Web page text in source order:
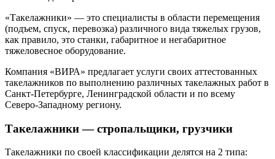
«Такелажники» — это специалисты в области перемещения
(подъем, спуск, перевозка) различного вида тяжелых грузов,
как правило, это станки, габаритное и негабаритное
тяжеловесное оборудование.
Компания «ВИРА» предлагает услуги своих аттестованных
такелажников по выполнению различных такелажных работ в
Санкт-Петербурге, Ленинградской области и по всему
Северо-Западному региону.
Такелажники — стропальщики, грузчики
Такелажники по своей классификации делятся на 2 типа: